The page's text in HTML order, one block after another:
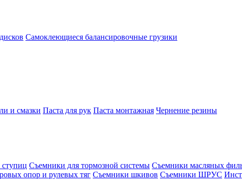
Самоклеющиеся балансировочные грузики
и смазки Паста для рук Паста монтажная Чернение резины
Съемники для тормозной системы Съемники масляных
опор и рулевых тяг Съемники шкивов Съемники ШРУС